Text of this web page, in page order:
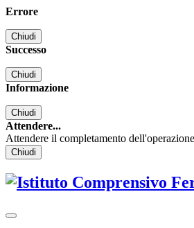
Errore
Chiudi
Successo
Chiudi
Informazione
Chiudi
Attendere...
Attendere il completamento
Chiudi